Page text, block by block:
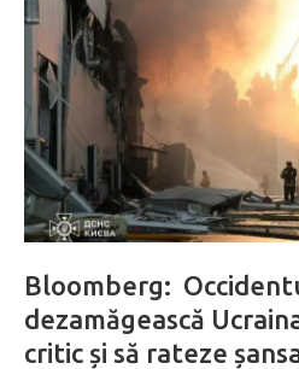
Bloomberg:
dezamăgească
critic și să rateze